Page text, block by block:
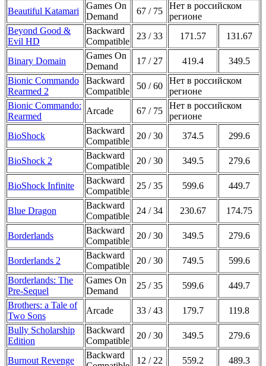
Beautiful Katamari
Games On
Demand
67 / 75
Нет в российском
регионе
Beyond Good &
Evil HD
Backward
Compatible
23 / 33 171.57 131.67
Binary Domain
Games On
Demand
17 / 27 419.4
349.5
Bionic Commando
Rearmed 2
Backward
Compatible
50 / 60
Нет в российском
регионе
Bionic Commando:
Rearmed
Arcade 67 / 75
Нет в российском
регионе
BioShock
Backward
Compatible
20 / 30 374.5 299.6
BioShock 2
Backward
Compatible
20 / 30 349.5 279.6
BioShock Infinite
Backward
Compatible
25 / 35 599.6 449.7
Blue Dragon
Backward
Compatible
24 / 34 230.67 174.75
Borderlands
Backward
Compatible
20 / 30 349.5 279.6
Borderlands 2
Backward
Compatible
20 / 30 749.5
599.6
Borderlands: The
Pre-Sequel
Games On
Demand
25 / 35 599.6
449.7
Brothers: a Tale of
Two Sons
Arcade 33 / 43 179.7
119.8
Bully Scholarship
Edition
Backward
Compatible
20 / 30 349.5 279.6
Burnout Revenge
Backward
12 / 22 559.2 489.3